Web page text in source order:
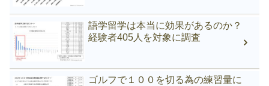
語学留学は本当に効果があるのか？
経験者405人を対象に調査
ゴルフで１００を切る為の練習量に